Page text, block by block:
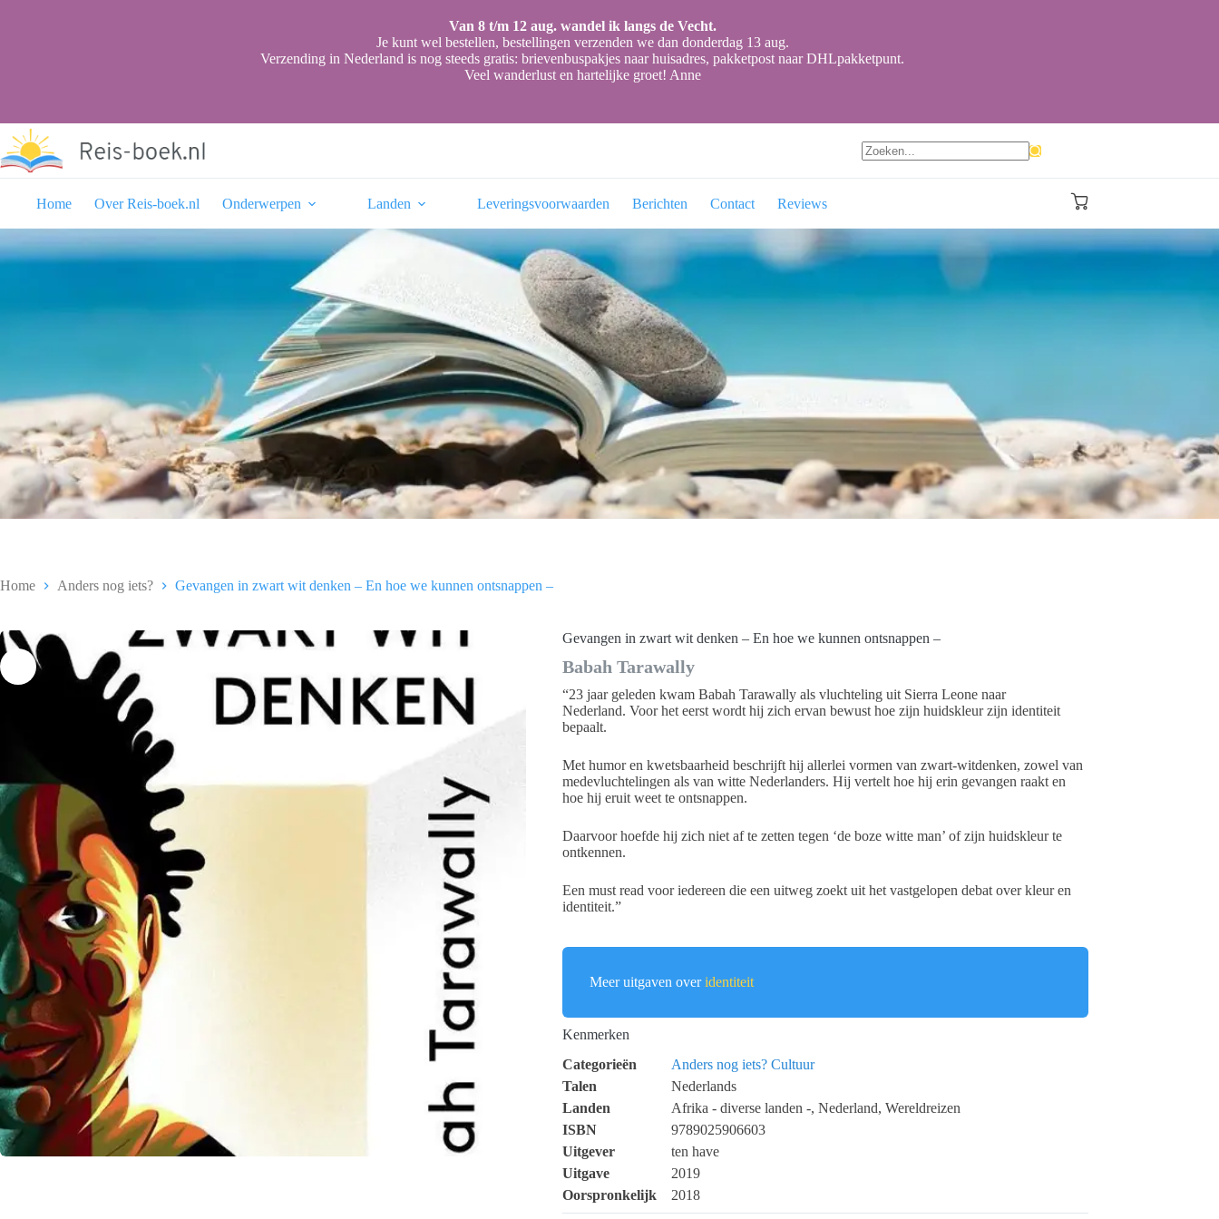
Van 8 t/m 12 aug. wandel ik langs de Vecht.
Je kunt wel bestellen, bestellingen verzenden we dan donderdag 13 aug.
Verzending in Nederland is nog steeds gratis: brievenbuspakjes naar huisadres, pakketpost naar DHLpakketpunt.
Veel wanderlust en hartelijke groet! Anne
Home
Over Reis-boek.nl Onderwerpen Landen Leveringsvoorwaarden Berichten Contact Reviews Winkelwagen
Home Anders nog iets? Gevangen in zwart wit denken – En hoe we kunnen ontsnappen –
Gevangen in zwart wit denken – En hoe we kunnen ontsnappen –
Babah Tarawally
“23 jaar geleden kwam Babah Tarawally als vluchteling uit Sierra Leone naar
Nederland. Voor het eerst wordt hij zich ervan bewust hoe zijn huidskleur zijn identiteit
bepaalt.
Met humor en kwetsbaarheid beschrijft hij allerlei vormen van zwart-witdenken, zowel van
medevluchtelingen als van witte Nederlanders. Hij vertelt hoe hij erin gevangen raakt en
hoe hij eruit weet te ontsnappen.
Daarvoor hoefde hij zich niet af te zetten tegen ‘de boze witte man’ of zijn huidskleur te
ontkennen.
Een must read voor iedereen die een uitweg zoekt uit het vastgelopen debat over kleur en
identiteit.”
Meer uitgaven overidentiteit
Kenmerken
Categorieën
Anders nog iets? Cultuur
Talen
Nederlands
Landen
Afrika - diverse landen -, Nederland, Wereldreizen
ISBN
9789025906603
Uitgever
ten have
Uitgave
2019
Oorspronkelijk
2018